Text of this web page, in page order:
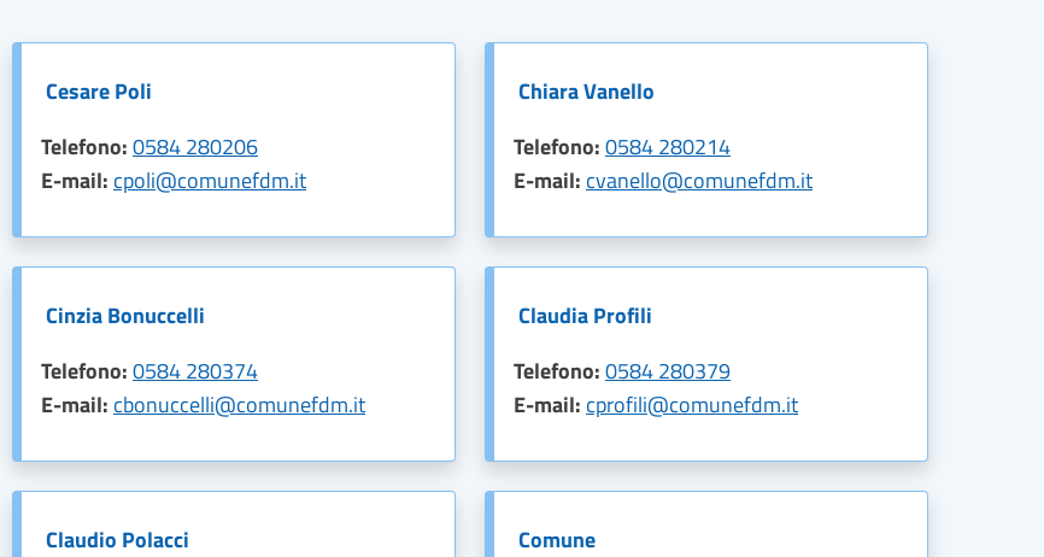
Cesare Poli
Telefono:0584 280206
E-mail: cpoli@comunefdm.it
Chiara Vanello
Telefono:0584 280214
E-mail: cvanello@comunefdm.it
Cinzia Bonuccelli
Telefono:0584 280374
E-mail: cbonuccelli@comunefdm.it
Claudia Profili
Telefono:0584 280379
E-mail: cprofili@comunefdm.it
Claudio Polacci
Comune